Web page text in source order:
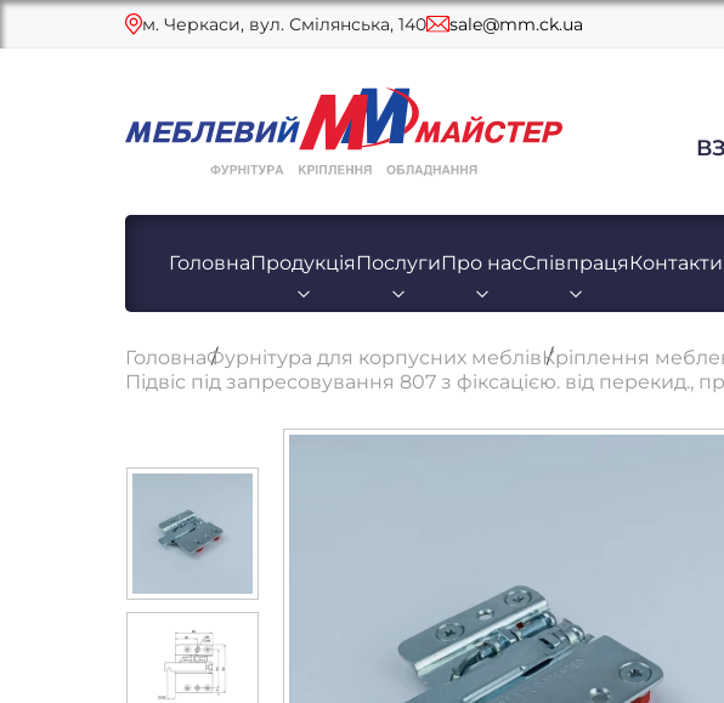
м. Черкаси, вул. Смілянська, 140 sale@mm.ck.ua
ГоловнаПродукція ПослугиПро насСпівпраця Контакти
ГоловнаФурнітура для корпусних меблівКріплення
Підвіс під запресовування 807 з фіксацією. від перекид.,